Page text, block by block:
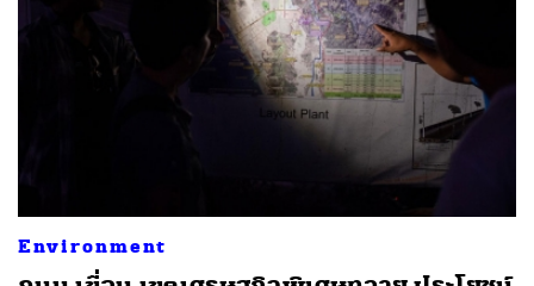
Environment
SHARE TWEET LINE EMAIL